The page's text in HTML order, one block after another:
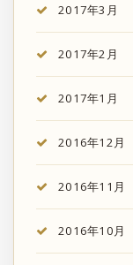
2017年3月
2017年2月
2017年1月
2016年12月
2016年11月
2016年10月